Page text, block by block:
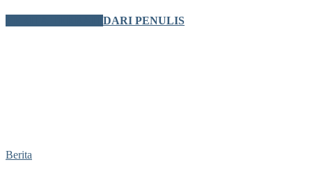
DARI PENULIS
Berita